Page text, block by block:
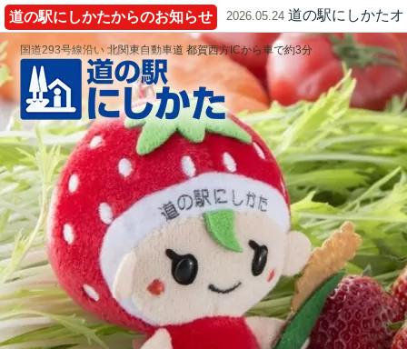
道の駅にしかたからのお知らせ 2026.05.24 道の駅にしかた
国道293号線沿い 北関東自動車道 都賀西方ICから車で約3分